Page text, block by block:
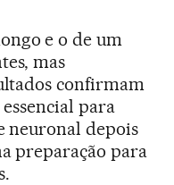
e o de um
mas
confirmam
para
neuronal depois
preparação para